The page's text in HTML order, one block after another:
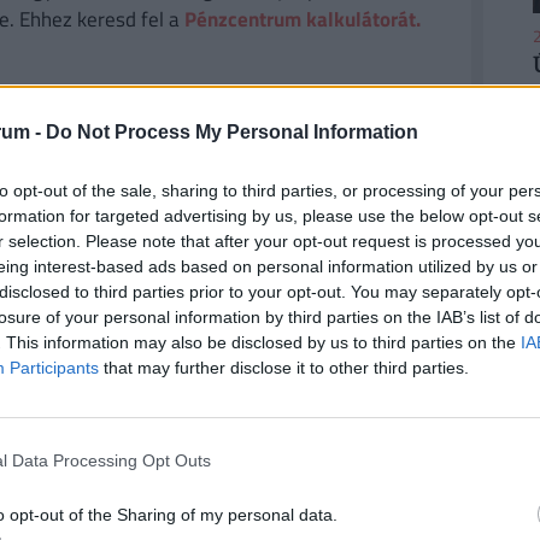
- Do Not Process My Personal Information
opt-out of the sale, sharing to third parties, or processing of your
for targeted advertising by us, please use the below opt-out
selection. Please note that after your opt-out request is processed
interest-based ads based on personal information utilized by us
to third parties prior to your opt-out. You may separately
of your personal information by third parties on the IAB’s list of
This information may also be disclosed by us to third parties on the
Participants that may further disclose it to other third parties.
Data Processing Opt Outs
opt-out of the Sharing of my personal data.
Ehhez keresd fel a Pénzcentrum kalkulátorát.
Coote fehér port szippant, miközben a
A játékvezető ezután januárban coming
titkolta szexuális orientációját.
#premier #menedzsment
#premier league
közre, a végleges tartalmat újságírónk szerkesztette és